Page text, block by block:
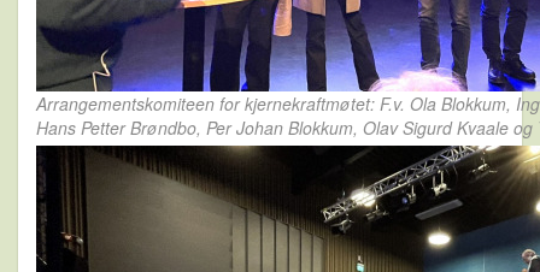
Arrangementskomiteen for kjernekraftmøtet: F.v. Ola Blokkum,
Hans Petter Brøndbo, Per Johan Blokkum, Olav Sigurd Kvaale og